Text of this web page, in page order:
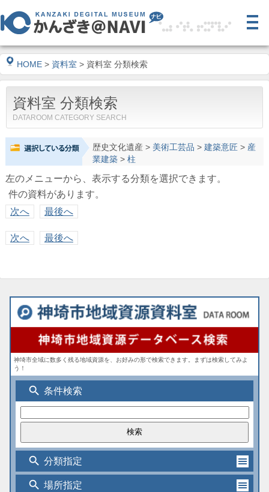
HOME > 資料室 > 資料室 分類検索
資料室 分類検索
DATAROOM CATEGORY SEARCH
歴史文化遺産> 美術工芸品 > 建築意匠 > 産
業建築> 柱
左のメニューから、表示する分類を選択できます。
件の資料があります。
次へ
最後へ
次へ 最後へ
神埼市全域に数多く残る地域資源を、お好みの形で検索できます。まずは検索してみよ
う！
search 条件検索
search 分類指定
search 場所指定